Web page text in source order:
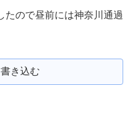
たので昼前には神奈川通過
き込む